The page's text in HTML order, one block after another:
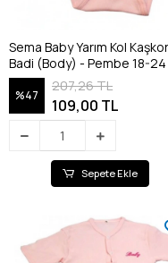
Sema Baby Yarım Kol
Badi (Body) -
%47
207,26 TL
109,00 TL
Sepete Ekle